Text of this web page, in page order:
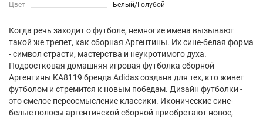
Цвет Белый/Голубой
Когда речь заходит о футболе, немногие имена вызывают
такой же трепет, как сборная Аргентины. Их сине-белая форма
- символ страсти, мастерства и неукротимого духа.
Подростковая домашняя игровая футболка сборной
Аргентины KA8119 бренда Adidas создана для тех, кто живет
футболом и стремится к новым победам. Дизайн футболки -
это смелое переосмысление классики. Иконические сине-
белые полосы аргентинской сборной приобретают новое,